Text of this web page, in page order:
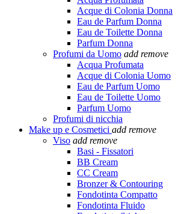
Acque di Colonia Donna
Eau de Parfum Donna
Eau de Toilette Donna
Parfum Donna
Profumi da Uomo add remove
Acqua Profumata
Acque di Colonia Uomo
Eau de Parfum Uomo
Eau de Toilette Uomo
Parfum Uomo
Profumi di nicchia
Make up e Cosmetici add remove
Viso add remove
Basi - Fissatori
BB Cream
CC Cream
Bronzer & Contouring
Fondotinta Compatto
Fondotinta Fluido